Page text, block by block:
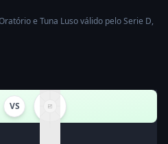
e Tuna Luso válido pelo Serie D,
VS